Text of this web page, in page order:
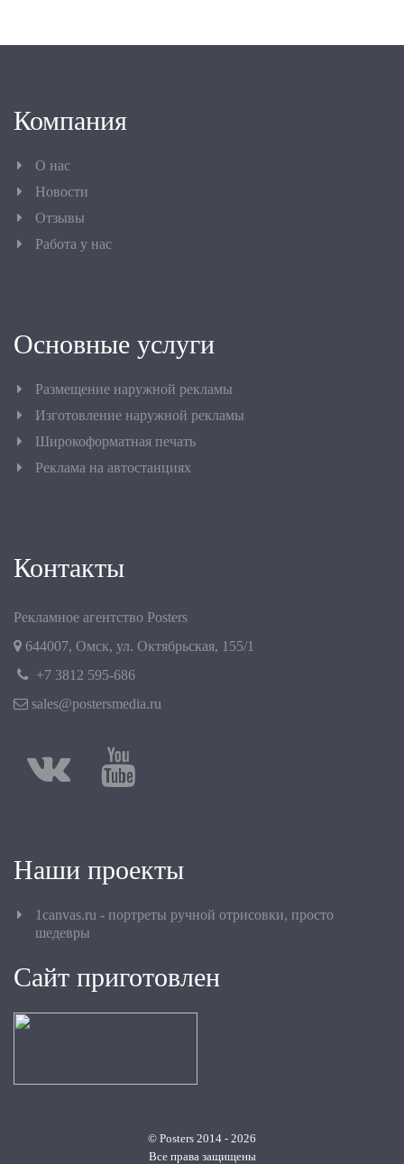
Компания
О нас
Новости
Отзывы
Работа у нас
Основные услуги
Размещение наружной рекламы
Изготовление наружной рекламы
Широкоформатная печать
Реклама на автостанциях
Контакты
Рекламное агентство Posters
644007, Омск, ул. Октябрьская, 155/1
+7 3812 595-686
sales@postersmedia.ru
Наши проекты
1canvas.ru - портреты ручной отрисовки, просто
шедевры
Сайт приготовлен
© Posters 2014 - 2026
Все права защищены